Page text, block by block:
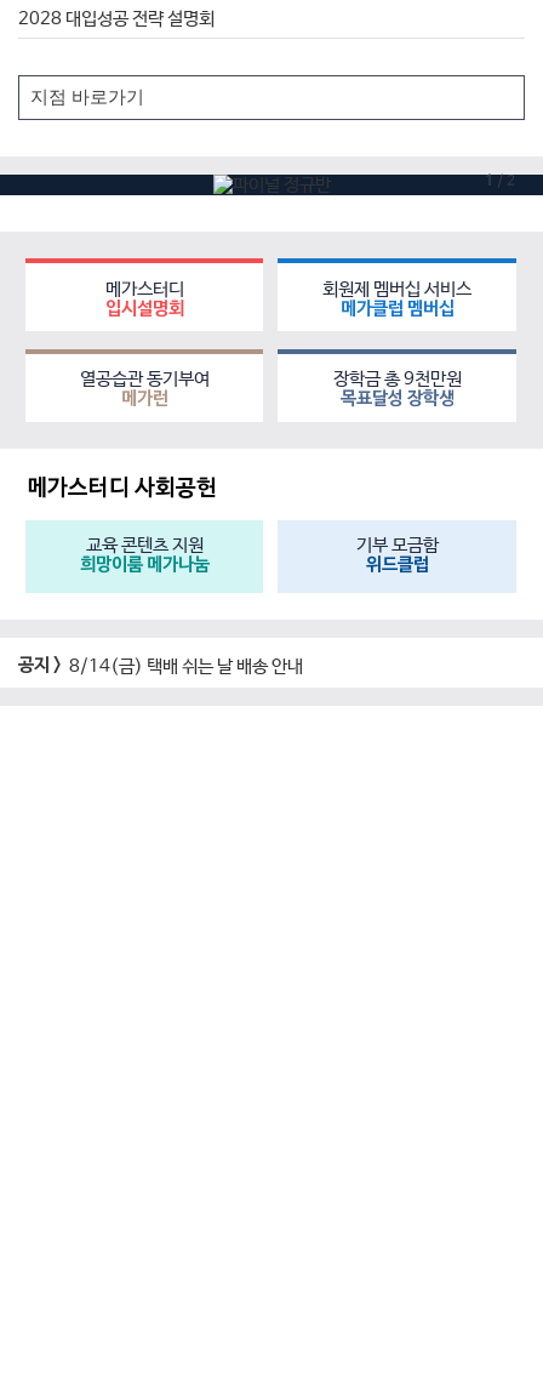
2028 대입성공 전략 설명회
1 / 2
메가스터디
입시설명회
회원제 멤버십 서비스
메가클럽 멤버십
열공습관 동기부여
메가런
장학금 총 9천만원
목표달성 장학생
메가스터디 사회공헌
교육 콘텐츠 지원
희망이룸 메가나눔
기부 모금함
위드클럽
공지 > 8/14(금) 택배 쉬는 날 배송 안내